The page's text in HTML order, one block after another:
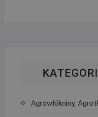
Agrowłókniny,